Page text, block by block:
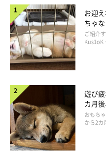
最後は引っ張り合いに･･･
お迎
ちゃ
コ“コ
長！
ご紹介
遊び
カ月
成長！
おもち
から2